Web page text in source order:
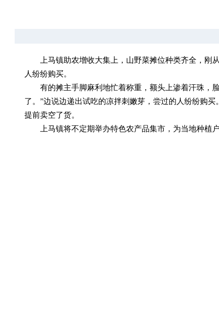
上马镇助农增收大集上，山野菜摊位种类齐全，
人纷纷购买。
有的摊主手脚麻利地忙着称重，额头上渗着汗珠，
了。”边说边递出试吃的凉拌刺嫩芽，尝过的人纷纷购
提前卖空了货。
上马镇将不定期举办特色农产品集市，为当地种植